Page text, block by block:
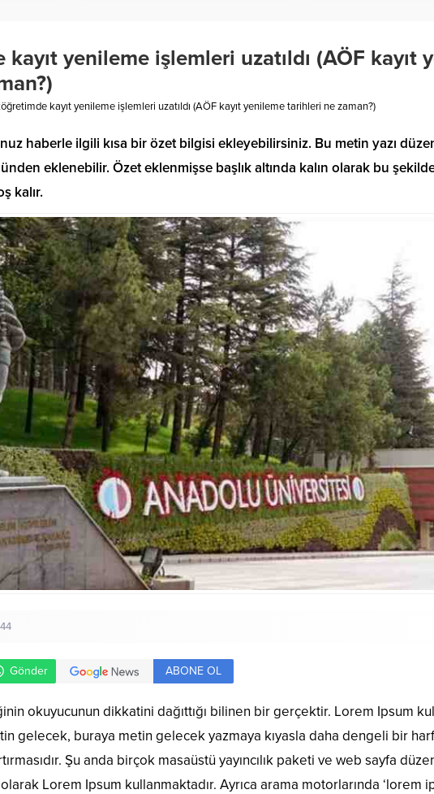
kayıt yenileme işlemleri uzatıldı (AÖF kayıt
kayıt yenileme işlemleri uzatıldı (AÖF kayıt yenileme tarihleri ne zaman?)
haberle ilgili kısa bir özet bilgisi ekleyebilirsiniz. Bu metin yazı
eklenebilir. Özet eklenmişse başlık altında kalın olarak bu
kalır.
Gönder ABONE OL
okuyucunun dikkatini dağıttığı bilinen bir gerçektir. Lorem Ipsum
gelecek, buraya metin gelecek yazmaya kıyasla daha dengeli bir harf
Şu anda birçok masaüstü yayıncılık paketi ve web sayfa
Lorem Ipsum kullanmaktadır. Ayrıca arama motorlarında ‘lorem